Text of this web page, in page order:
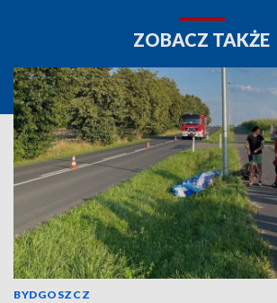
ZOBACZ TAKŻE
BYDGOSZCZ